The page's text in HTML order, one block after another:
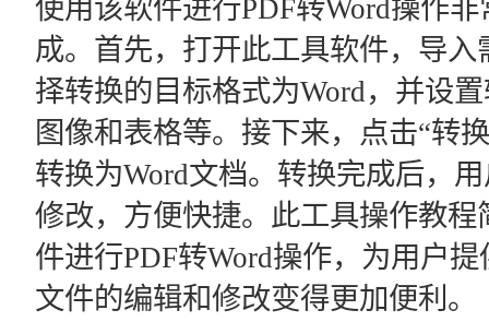
使用该软件进行PDF转Word操作
成。首先，打开此工具软件，导
择转换的目标格式为Word，并设
图像和表格等。接下来，点击“转
转换为Word文档。转换完成后，
修改，方便快捷。此工具操作教
件进行PDF转Word操作，为用户
文件的编辑和修改变得更加便利。